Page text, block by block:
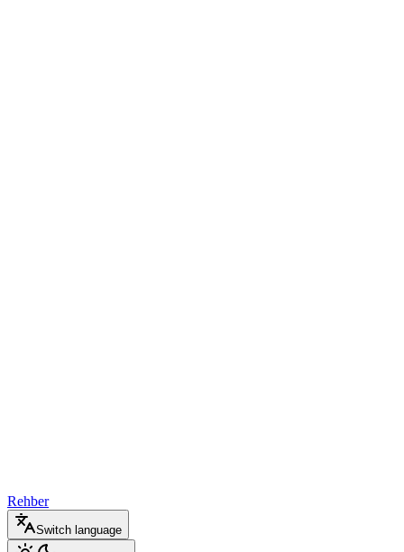
Rehber
Switch language